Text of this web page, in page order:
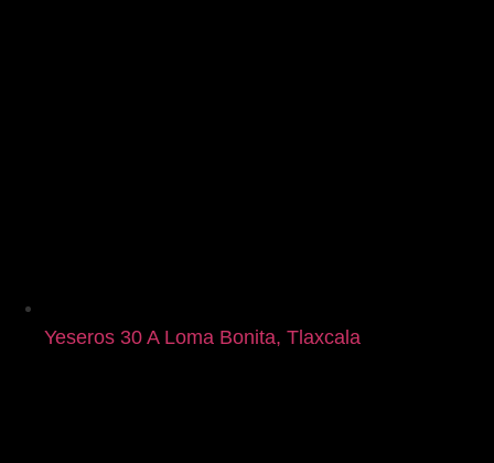
Yeseros 30 A Loma Bonita, Tlaxcala